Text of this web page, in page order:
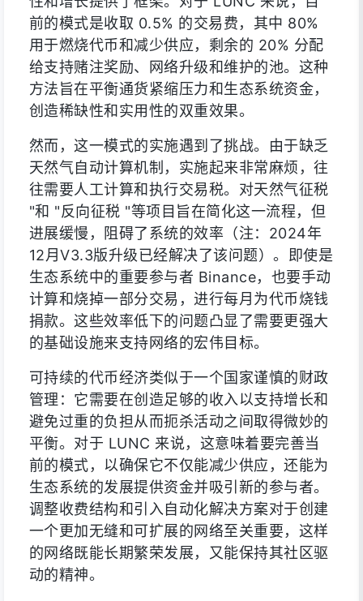
前的模式是收取 0.5% 的交易费，其中 80%
用于燃烧代币和减少供应，剩余的 20% 分配
给支持赌注奖励、网络升级和维护的池。这种
方法旨在平衡通货紧缩压力和生态系统资金，
创造稀缺性和实用性的双重效果。
然而，这一模式的实施遇到了挑战。由于缺乏
天然气自动计算机制，实施起来非常麻烦，往
往需要人工计算和执行交易税。对天然气征税
"和 "反向征税 "等项目旨在简化这一流程，但
进展缓慢，阻碍了系统的效率（注：2024年
12月V3.3版升级已经解决了该问题）。即使是
生态系统中的重要参与者 Binance，也要手动
计算和烧掉一部分交易，进行每月为代币烧钱
捐款。这些效率低下的问题凸显了需要更强大
的基础设施来支持网络的宏伟目标。
可持续的代币经济类似于一个国家谨慎的财政
管理：它需要在创造足够的收入以支持增长和
避免过重的负担从而扼杀活动之间取得微妙的
平衡。对于 LUNC 来说，这意味着要完善当
前的模式，以确保它不仅能减少供应，还能为
生态系统的发展提供资金并吸引新的参与者。
调整收费结构和引入自动化解决方案对于创建
一个更加无缝和可扩展的网络至关重要，这样
的网络既能长期繁荣发展，又能保持其社区驱
动的精神。